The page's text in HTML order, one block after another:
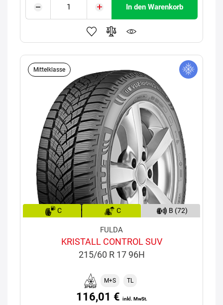
In den Warenkorb
Mittelklasse
C C B (72)
FULDA
KRISTALL CONTROL SUV
215/60 R 17 96H
M+S TL
116,01 € inkl. MwSt.